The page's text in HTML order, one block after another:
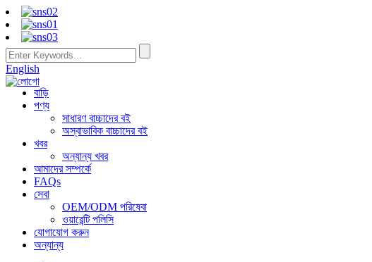
English
বাড়ি
পণ্য
সাধারণ বাচ্চাদের বই
অস্বাভাবিক বাচ্চাদের বই
খবর
অন্যান্য খবর
আমাদের সম্পর্কে
FAQs
সেবা
OEM/ODM পরিষেবা
ওয়ারেন্টি পলিসি
যোগাযোগ করুন
অন্যান্য